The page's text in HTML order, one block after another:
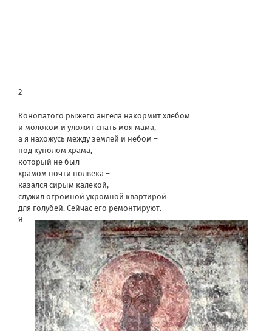
2
Конопатого рыжего ангела накормит хлебом
и молоком и уложит спать моя мама,
а я нахожусь между землей и небом –
под куполом храма,
который не был
храмом почти полвека –
казался сирым калекой,
служил огромной укромной квартирой
для голубей. Сейчас его ремонтируют.
Я